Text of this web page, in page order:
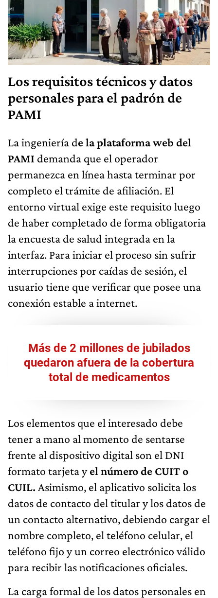
Los requisitos técnicos y datos
personales para el padrón de
PAMI
La ingeniería de la plataforma web del
PAMI demanda que el operador
permanezca en línea hasta terminar por
completo el trámite de afiliación. El
entorno virtual exige este requisito luego
de haber completado de forma obligatoria
la encuesta de salud integrada en la
interfaz. Para iniciar el proceso sin sufrir
interrupciones por caídas de sesión, el
usuario tiene que verificar que posee una
conexión estable a internet.
Más de 2 millones de jubilados
quedaron afuera de la cobertura
total de medicamentos
Los elementos que el interesado debe
tener a mano al momento de sentarse
frente al dispositivo digital son el DNI
formato tarjeta yel número de CUIT o
CUIL. Asimismo, el aplicativo solicita los
datos de contacto del titular y los datos de
un contacto alternativo, debiendo cargar el
nombre completo, el teléfono celular, el
teléfono fijo y un correo electrónico válido
para recibir las notificaciones oficiales.
La carga formal de los datos personales en